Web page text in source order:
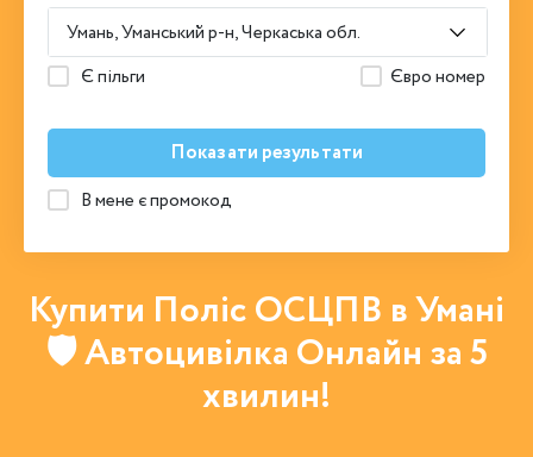
Купити Поліс ОСЦПВ в Умані
🛡 Автоцивілка Онлайн за 5
хвилин!
Умань, Уманський р-н, Черкаська обл.
Є пільги
Євро номер
Показати результати
В мене є промокод